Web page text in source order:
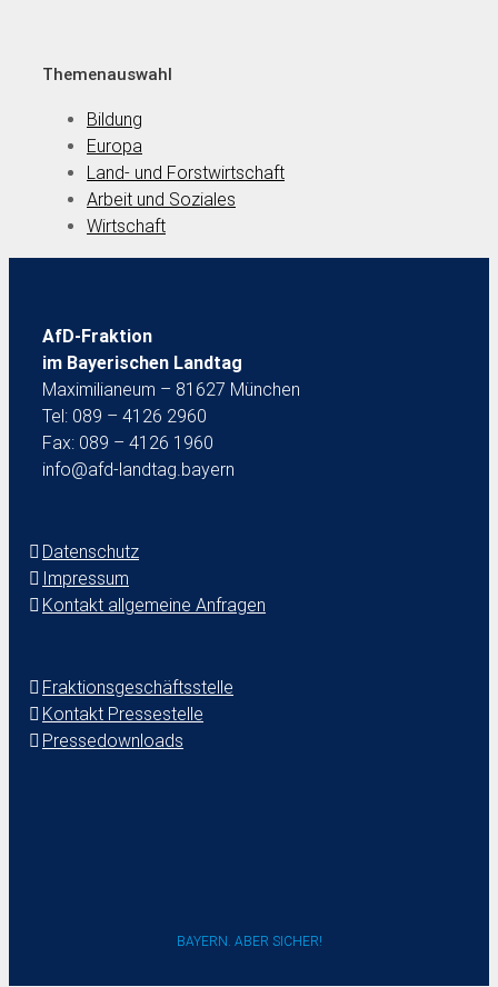
Themenauswahl
Bildung
Europa
Land- und Forstwirtschaft
Arbeit und Soziales
Wirtschaft
AfD-Fraktion
im Bayerischen Landtag
Maximilianeum – 81627 München
Tel: 089 – 4126 2960
Fax: 089 – 4126 1960
info@afd-landtag.bayern
Datenschutz
Impressum
Kontakt allgemeine Anfragen
Fraktionsgeschäftsstelle
Kontakt Pressestelle
Pressedownloads
BAYERN. ABER SICHER!